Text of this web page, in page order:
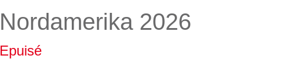
Nordamerika 2026
Epuisé